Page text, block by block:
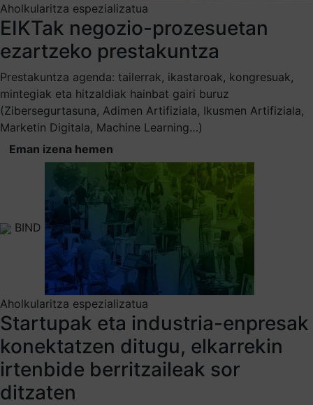
Aholkularitza espezializatua
EIKTak negozio-prozesuetan
ezartzeko prestakuntza
Prestakuntza agenda: tailerrak, ikastaroak, kongresuak,
mintegiak eta hitzaldiak hainbat gairi buruz
(Zibersegurtasuna, Adimen Artifiziala, Ikusmen Artifiziala,
Marketin Digitala, Machine Learning…)
Eman izena hemen
BIND
Aholkularitza espezializatua
Startupak eta industria-enpresak
konektatzen ditugu, elkarrekin
irtenbide berritzaileak sor
ditzaten